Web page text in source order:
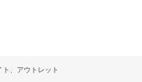
、アウトレット